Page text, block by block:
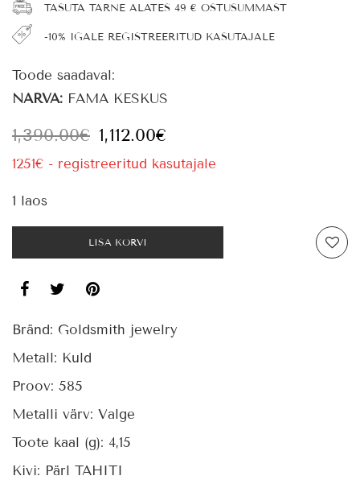
TASUTA TARNE ALATES 49 € OSTUSUMMAST
-10% IGALE REGISTREERITUD KASUTAJALE
Toode saadaval:
NARVA: FAMA KESKUS
1,390.00€ 1,112.00€
1251€ - registreeritud kasutajale
1 laos
LISA KORVI
Bränd: Goldsmith jewelry
Metall: Kuld
Proov: 585
Metalli värv: Valge
Toote kaal (g): 4,15
Kivi: Pärl TAHITI